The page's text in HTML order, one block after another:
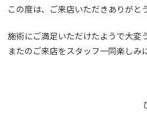
この度は、ご来店いただきありがと
施術にご満足いただけたようで大変
またのご来店をスタッフ一同楽しみ